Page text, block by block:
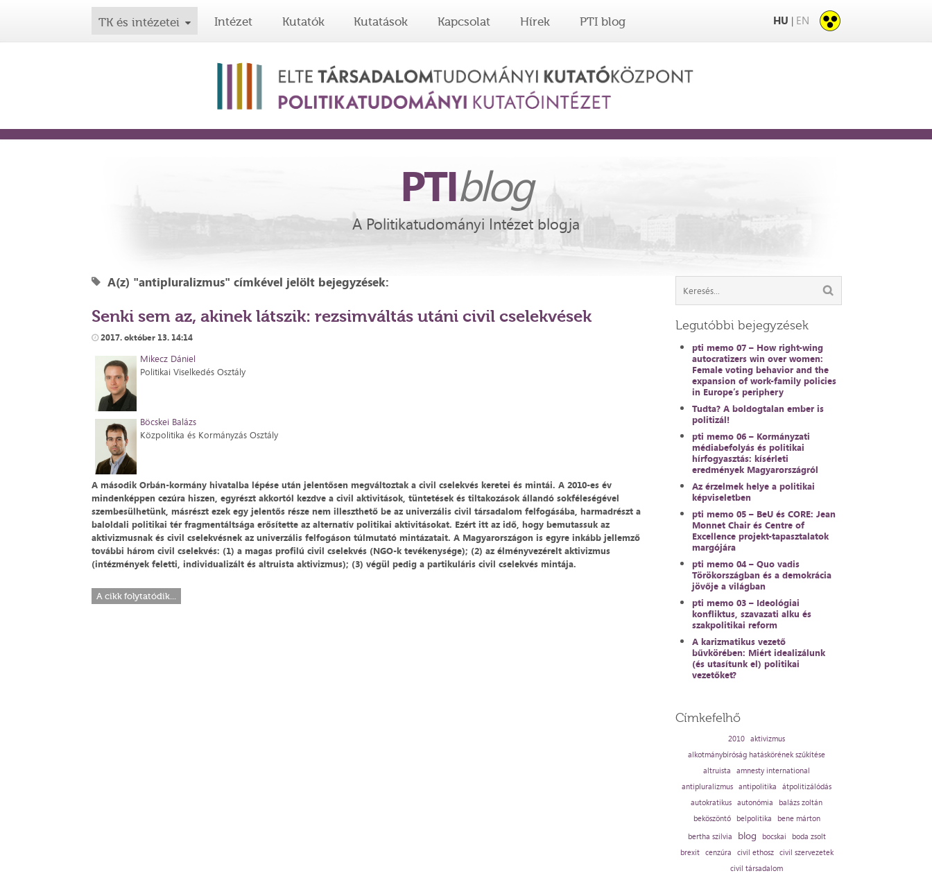
TK és intézetei Intézet Kutatók Kutatások Kapcsolat Hírek PTI blog HU | EN
PTIblog
A Politikatudományi Intézet blogja
A(z) "antipluralizmus" címkével jelölt bejegyzések:
Senki sem az, akinek látszik: rezsimváltás utáni civil cselekvések
2017. október 13. 14:14
Mikecz Dániel
Politikai Viselkedés Osztály
Böcskei Balázs
Közpolitika és Kormányzás Osztály
A második Orbán-kormány hivatalba lépése után jelentősen megváltoztak a civil cselekvés keretei és mintái. A 2010-es év
mindenképpen cezúra hiszen, egyrészt akkortól kezdve a civil aktivitások, tüntetések és tiltakozások állandó sokféleségével
szembesülhetünk, másrészt ezek egy jelentős része nem illeszthető be az univerzális civil társadalom felfogásába, harmadrészt a
baloldali politikai tér fragmentáltsága erősítette az alternatív politikai aktivitásokat. Ezért itt az idő, hogy bemutassuk az
aktivizmusnak és civil cselekvésnek az univerzális felfogáson túlmutató mintázatait. A Magyarországon is egyre inkább jellemző
további három civil cselekvés: (1) a magas profilú civil cselekvés (NGO-k tevékenysége); (2) az élményvezérelt aktivizmus
(intézmények feletti, individualizált és altruista aktivizmus); (3) végül pedig a partikuláris civil cselekvés mintája.
A cikk folytatódik...
Legutóbbi bejegyzések
pti memo 07 – How right-wing
autocratizers win over women:
Female voting behavior and the
expansion of work-family policies
in Europe’s periphery
Tudta? A boldogtalan ember is
politizál!
pti memo 06 – Kormányzati
médiabefolyás és politikai
hírfogyasztás: kísérleti
eredmények Magyarországról
Az érzelmek helye a politikai
képviseletben
pti memo 05 – BeU és CORE: Jean
Monnet Chair és Centre of
Excellence projekt-tapasztalatok
margójára
pti memo 04 – Quo vadis
Törökországban és a demokrácia
jövője a világban
pti memo 03 – Ideológiai
konfliktus, szavazati alku és
szakpolitikai reform
A karizmatikus vezető
bűvkörében: Miért idealizálunk
(és utasítunk el) politikai
vezetőket?
Címkefelhő
2010 aktivizmus
alkotmánybíróság hatáskörének szűkítése
altruista
amnesty international
antipluralizmus antipolitika
átpolitizálódás
autokratikus autonómia
balázs zoltán
beköszöntő
belpolitika
bene márton
bertha szilvia
blog bocskai
boda zsolt
brexit cenzúra civil ethosz civil szervezetek
civil társadalom